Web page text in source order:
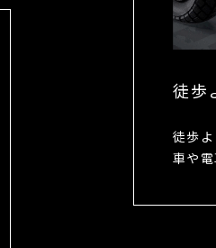
徒歩
徒歩
⾞や